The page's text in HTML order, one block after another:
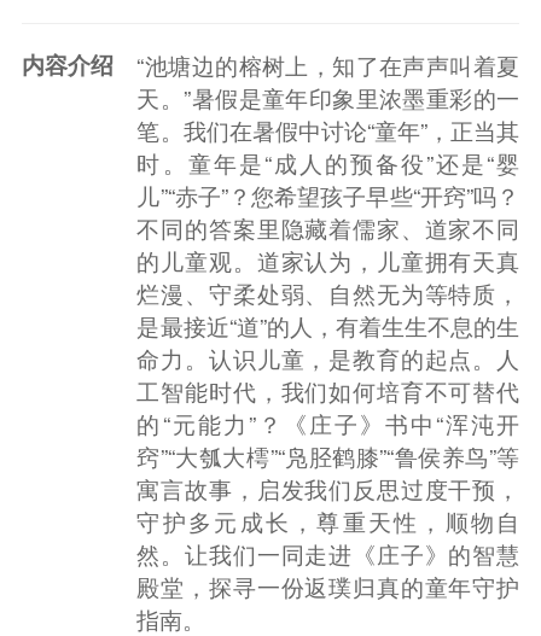
内容介绍
“池塘边的榕树上，知了在声声叫着夏
天。”暑假是童年印象里浓墨重彩的一
笔。我们在暑假中讨论“童年”，正当其
时。童年是“成人的预备役”还是“婴
儿”“赤子”？您希望孩子早些“开窍”吗？
不同的答案里隐藏着儒家、道家不同
的儿童观。道家认为，儿童拥有天真
烂漫、守柔处弱、自然无为等特质，
是最接近“道”的人，有着生生不息的生
命力。认识儿童，是教育的起点。人
工智能时代，我们如何培育不可替代
的“元能力”？《庄子》书中“浑沌开
窍”“大瓠大樗”“凫胫鹤膝”“鲁侯养鸟”等
寓言故事，启发我们反思过度干预，
守护多元成长，尊重天性，顺物自
然。让我们一同走进《庄子》的智慧
殿堂，探寻一份返璞归真的童年守护
指南。